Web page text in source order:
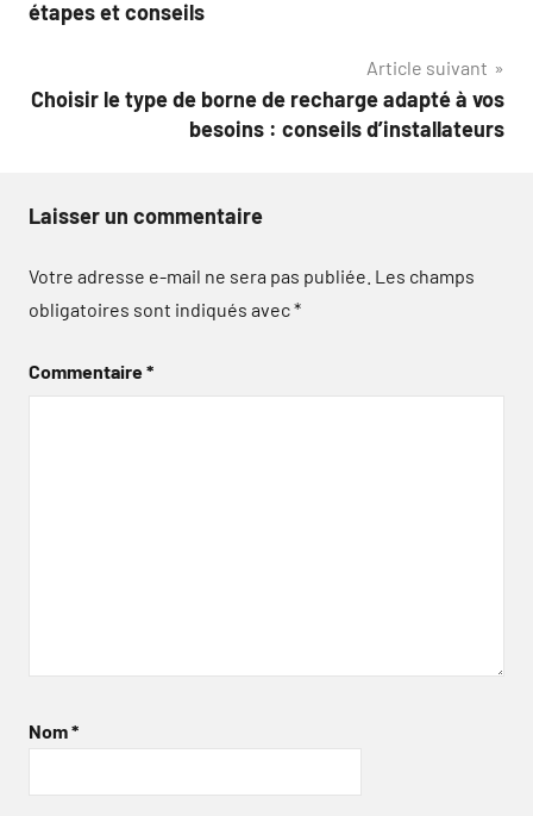
étapes et conseils
Article suivant
Choisir le type de borne de recharge adapté à vos
besoins : conseils d’installateurs
Laisser un commentaire
Votre adresse e-mail ne sera pas publiée. Les champs
obligatoires sont indiqués avec*
Commentaire*
Nom*